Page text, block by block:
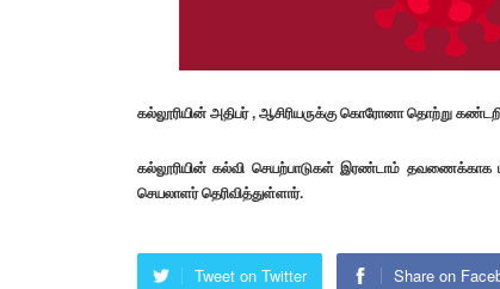
கல்லூரியின் அதிபர் , ஆசிரியருக்கு கொரோனா தொற்று
கல்லூரியின் கல்வி செயற்பாடுகள் இரண்டாம் தவணைக்காக
செயலாளர் தெரிவித்துள்ளார்.
Tweet on Twitter Share on